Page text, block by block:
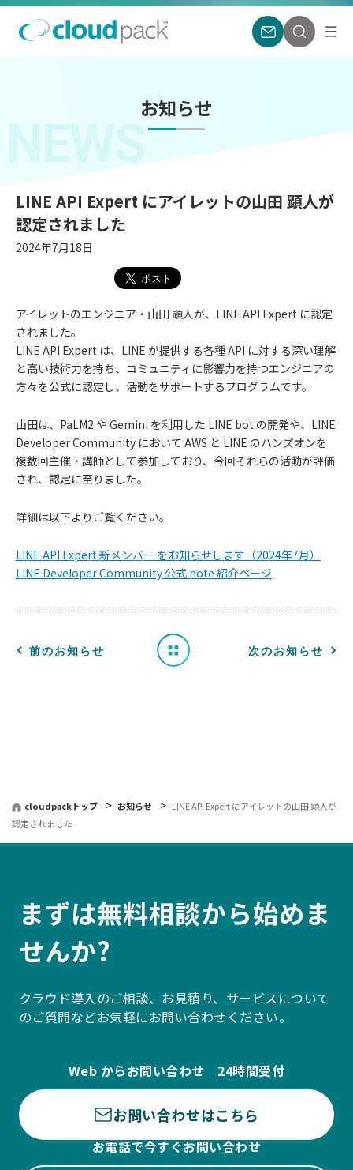
お知らせ
NEWS
LINE API Expert にアイレットの山田 顕人が
認定されました
2024年7月18日
アイレットのエンジニア・山田 顕人が、LINE API Expert に認定
されました。
LINE API Expert は、LINE が提供する各種 API に対する深い理解
と高い技術力を持ち、コミュニティに影響力を持つエンジニアの
方々を公式に認定し、活動をサポートするプログラムです。
山田は、PaLM2 や Gemini を利用した LINE bot の開発や、LINE
Developer Community において AWS と LINE のハンズオンを
複数回主催・講師として参加しており、今回それらの活動が評価
され、認定に至りました。
詳細は以下よりご覧ください。
LINE API Expert 新メンバー をお知らせします（2024年7月）
LINE Developer Community 公式 note 紹介ページ
前のお知らせ
知
ら
せ
一 次のお知らせ
cloudpackトップ お知らせ
LINE API Expert にアイレットの山田 顕人が
認定されました
まずは無料相談から始めま
せんか?
クラウド導入のご相談、お見積り、サービスについて
のご質問などお気軽にお問い合わせください。
Web からお問い合わせ 24時間受付
お問い合わせはこちら
お電話で今すぐお問い合わせ